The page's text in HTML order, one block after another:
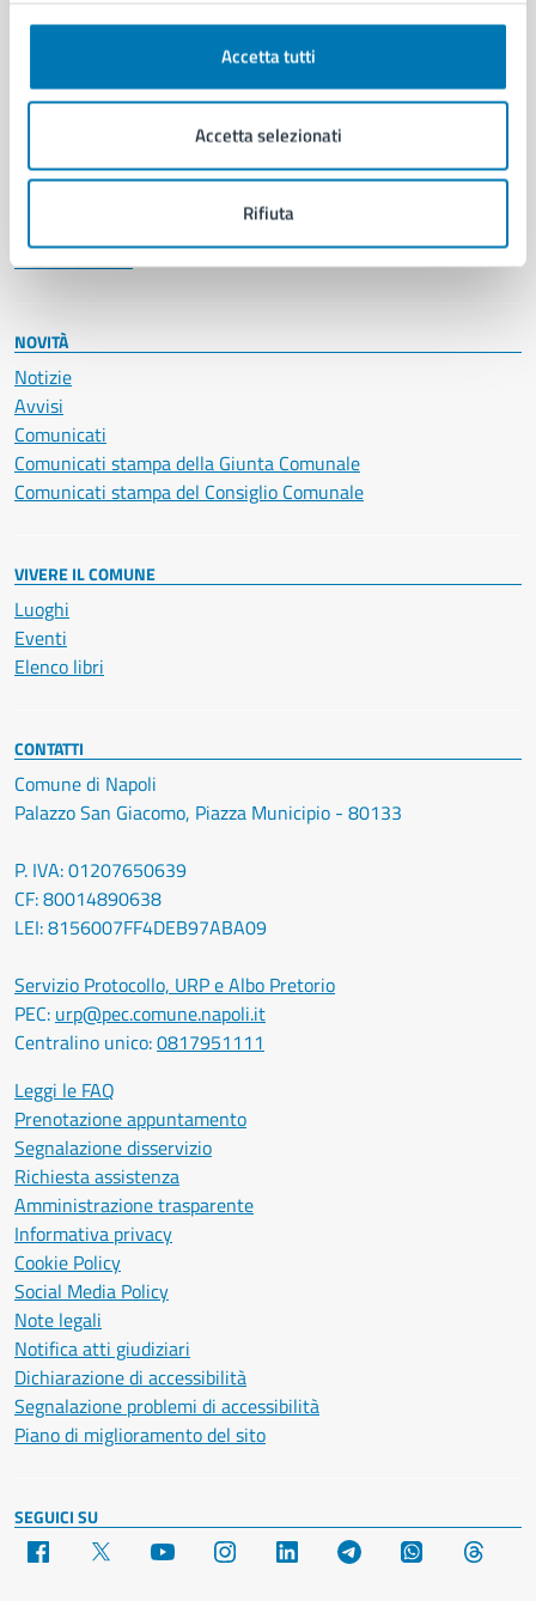
Accetta tutti
Accetta selezionati
Rifiuta
Autorizzazioni
Documenti e certificati
Giustizia e sicurezza pubblica
Imprese e commercio
Salute, benessere e assistenza
Vita lavorativa
NOVITÀ
Notizie
Avvisi
Comunicati
Comunicati stampa della Giunta Comunale
Comunicati stampa del Consiglio Comunale
VIVERE IL COMUNE
Luoghi
Eventi
Elenco libri
CONTATTI
Comune di Napoli
Palazzo San Giacomo, Piazza Municipio - 80133
P. IVA: 01207650639
CF: 80014890638
LEI: 8156007FF4DEB97ABA09
Servizio Protocollo, URP e Albo Pretorio
PEC: urp@pec.comune.napoli.it
Centralino unico:0817951111
Leggi le FAQ
Prenotazione appuntamento
Segnalazione disservizio
Richiesta assistenza
Amministrazione trasparente
Informativa privacy
Cookie Policy
Social Media Policy
Note legali
Notifica atti giudiziari
Dichiarazione di accessibilità
Segnalazione problemi di accessibilità
Piano di miglioramento del sito
SEGUICI SU
Facebook YouTube Instagram LinkedIn Telegram WhatsApp